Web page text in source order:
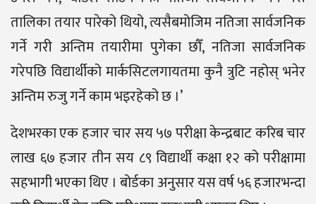
तालिका तयार पारेको थियो, त्यसैबमोजिम नतिजा सार्वजनिक
गर्ने गरी अन्तिम तयारीमा पुगेका छौँ, नतिजा सार्वजनिक
गरेपछि विद्यार्थीको मार्कसिटलगायतमा कुनै त्रुटि नहोस् भनेर
अन्तिम रुजु गर्ने काम भइरहेको छ ।’
देशभरका एक हजार चार सय ५७ परीक्षा केन्द्रबाट करिब चार
लाख ६७ हजार तीन सय ८९ विद्यार्थी कक्षा १२ को परीक्षामा
सहभागी भएका थिए । बोर्डका अनुसार यस वर्ष ५६ हजारभन्दा